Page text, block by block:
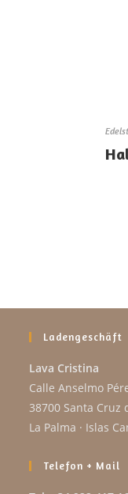
Ladengeschäft
Lava Cristina
Calle Anselmo
38700 Santa Cruz
La Palma · Islas
Telefon + Mail